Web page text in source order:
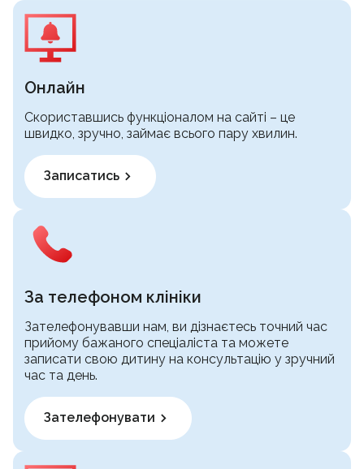
Онлайн
Cкориставшись функціоналом на сайті – це
швидко, зручно, займає всього пару хвилин.
Записатись
За телефоном клініки
Зателефонувавши нам, ви дізнаєтесь точний час
прийому бажаного спеціаліста та можете
записати свою дитину на консультацію у зручний
час та день.
Зателефонувати